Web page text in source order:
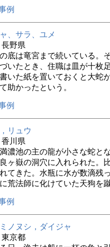
例
、サラ、ユメ
長野県
底は竜宮まで続いている。
いたとき、住職は皿が十枚
いた紙を置いておくと大蛇
助かったという。
例
リュウ
香川県
濃池の主の龍が小さな蛇と
ヶ嶽の洞穴に入れられた。
てきた。水瓶に水が数滴残
荒法師に化けていた天狗を
例
ノヌシ，ダイジャ
東京都